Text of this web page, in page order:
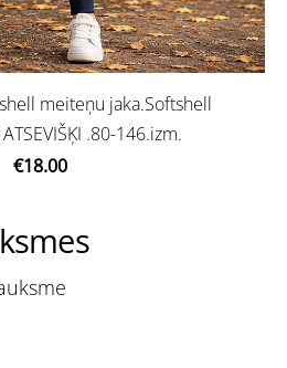
meiteņu jaka.Softshell
.80-146.izm.
€18.00